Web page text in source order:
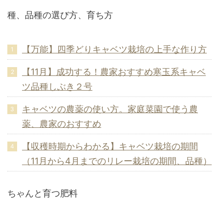
種、品種の選び方、育ち方
【万能】四季どりキャベツ栽培の上手な作り方
【11月】成功する！農家おすすめ寒玉系キャベ
ツ品種しぶき２号
キャベツの農薬の使い方。家庭菜園で使う農
薬、農家のおすすめ
【収穫時期からわかる】キャベツ栽培の期間
（11月から4月までのリレー栽培の期間、品種）
ちゃんと育つ肥料